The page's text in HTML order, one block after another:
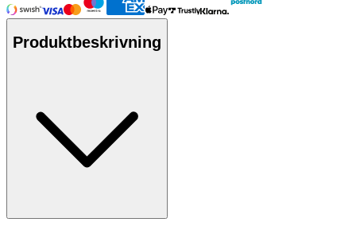
Produktbeskrivning